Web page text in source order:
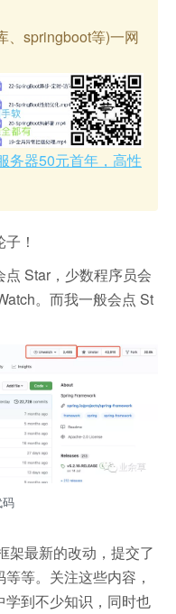
、springboot等)一网
务器50元首年，高性
！
Star，少数程序员会
。而我一般会点 St
架最新的改动，提交了
等。关注这些内容，
到不少知识，同时也